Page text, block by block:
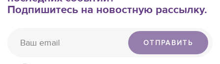
Подпишитесь на новостную рассылку.
ОТПРАВИТЬ